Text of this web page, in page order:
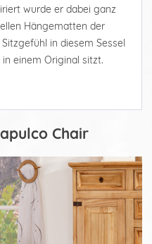
wurde er dabei ganz
Hängematten der
in diesem Sessel
einem Original sitzt.
Chair